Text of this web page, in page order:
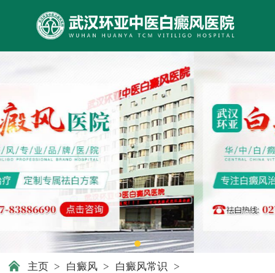
主页 > 白癜风 > 白癜风常识 >